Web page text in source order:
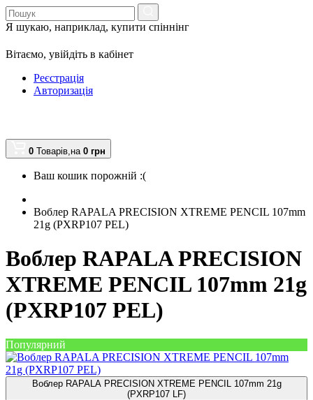
Я шукаю, наприклад, купити спіннінг
Вітаємо, увійдіть в кабінет
Реєстрація
Авторизація
0 Товарів,на 0 грн
Ваш кошик порожній :(
Воблер RAPALA PRECISION XTREME PENCIL 107mm
21g (PXRP107 PEL)
Воблер RAPALA PRECISION
XTREME PENCIL 107mm 21g
(PXRP107 PEL)
Популярний
Воблер RAPALA PRECISION XTREME PENCIL 107mm 21g
(PXRP107 LF)